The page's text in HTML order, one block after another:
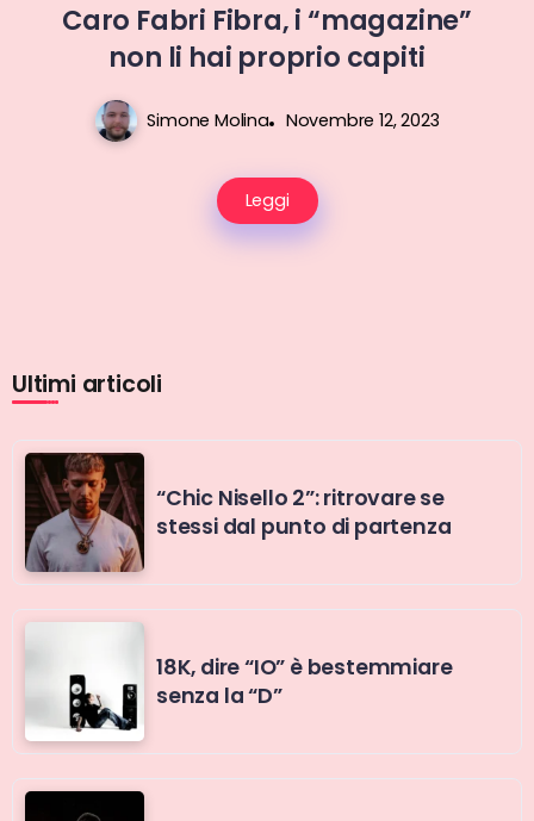
Caro Fabri Fibra, i “magazine”
non li hai proprio capiti
Simone Molina Novembre 12, 2023
Leggi
Ultimi articoli
“Chic Nisello 2”: ritrovare se
stessi dal punto di partenza
18K, dire “IO” è bestemmiare
senza la “D”